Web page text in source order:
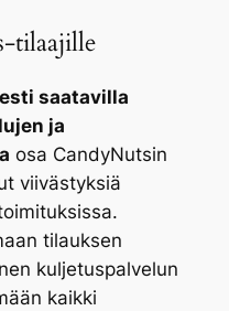
tilaajille
saatavilla
ja
osa CandyNutsin
viivästyksiä
tilauksen
kuljetuspalvelun
kaikki